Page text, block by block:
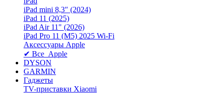
iPad mini 8,3″ (2024)
iPad 11 (2025)
iPad Air 11" (2026)
iPad Pro 11 (M5) 2025 Wi-Fi
Аксессуары Apple
✔ Все Apple
DYSON
GARMIN
Гаджеты
TV-приставки Xiaomi